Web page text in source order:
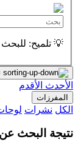
💡 تلميح:
الأحدث الأقدم
المفرزات
الكل نشرات
نتيجة البحث